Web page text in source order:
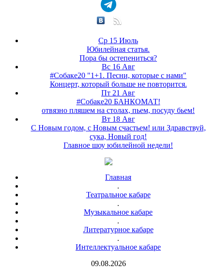
Ср 15 Июль
Юбилейная статья.
Пора бы остепениться?
Вс 16 Авг
#Собаке20 "1+1. Песни, которые с нами"
Концерт, который больше не повторится.
Пт 21 Авг
#Собаке20 БАНКОМАТ!
отвязно пляшем на столах, пьем, посуду бьем!
Вт 18 Авг
С Новым годом, с Новым счастьем! или Здравствуй,
сука, Новый год!
Главное шоу юбилейной недели!
Главная
.
Театральное кабаре
.
Музыкальное кабаре
.
Литературное кабаре
.
Интеллектуальное кабаре
09.08.2026